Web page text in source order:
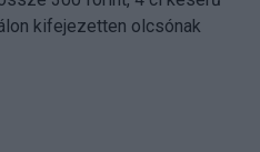
kifejezetten olcsónak